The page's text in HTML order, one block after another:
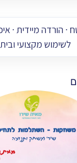
· איכות שמע
וביתי